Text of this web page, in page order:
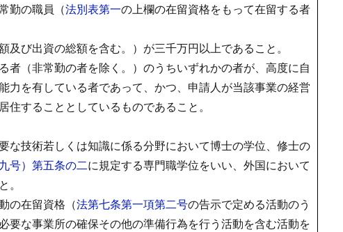
勤の職員（法別表第一の上欄の在留資格をもって在留する者
び出資の総額を含む。）が三千万円以上であること。
（非常勤の者を除く。）のうちいずれかの者が、高度に自
を有している者であって、かつ、申請人が当該事業の経営
することとしているものであること。
技術若しくは知識に係る分野において博士の学位、修士の
号）第五条の二に規定する専門職学位をいい、外国において
の在留資格（法第七条第一項第二号の告示で定める活動のう
な事業所の確保その他の準備行為を行う活動を含む活動を